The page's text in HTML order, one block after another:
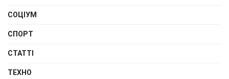
СОЦІУМ
СПОРТ
СТАТТІ
ТЕХНО